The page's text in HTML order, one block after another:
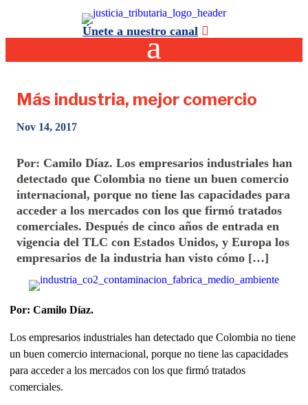
Únete a nuestro canal
Más industria, mejor comercio
Nov 14, 2017
Por: Camilo Díaz. Los empresarios industriales han
detectado que Colombia no tiene un buen comercio
internacional, porque no tiene las capacidades para
acceder a los mercados con los que firmó tratados
comerciales. Después de cinco años de entrada en
vigencia del TLC con Estados Unidos, y Europa los
empresarios de la industria han visto cómo […]
Por: Camilo Díaz.
Los empresarios industriales han detectado que Colombia no tiene
un buen comercio internacional, porque no tiene las capacidades
para acceder a los mercados con los que firmó tratados
comerciales.